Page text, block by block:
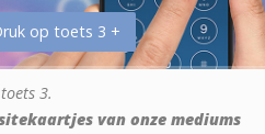
op toets 3 +
3.
van onze mediums